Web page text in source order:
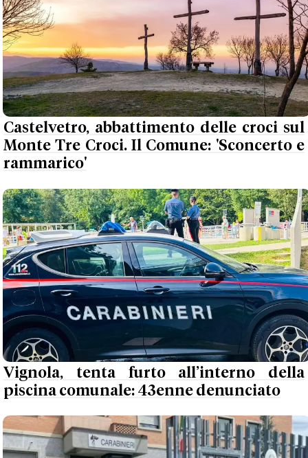
Castelvetro, abbattimento delle croci sul
Monte Tre Croci. Il Comune: 'Sconcerto e
rammarico'
Vignola, tenta furto all’interno della
piscina comunale: 43enne denunciato